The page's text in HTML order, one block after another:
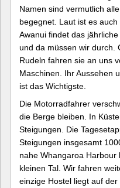
Namen sind vermutlich
begegnet. Laut ist es
Awanui findet das
und da müssen wir durch.
Rudeln fahren sie an uns
Maschinen. Ihr Aussehen
ist das Wichtigste.
Die Motorradfahrer
die Berge bleiben. In
Steigungen. Die
Steigungen insgesamt
nahe Whangaroa
kleinen Tal. Wir fahren
einzige Hostel liegt auf